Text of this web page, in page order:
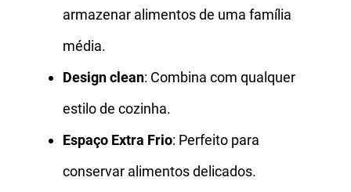
armazenar alimentos de uma família
média.
Design clean: Combina com qualquer
estilo de cozinha.
Espaço Extra Frio: Perfeito para
conservar alimentos delicados.